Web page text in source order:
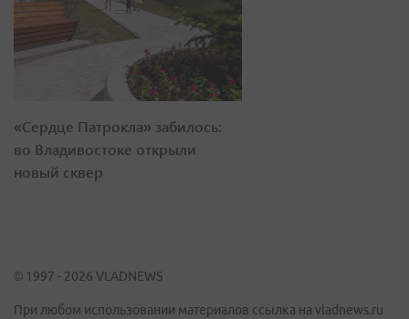
«Сердце Патрокла» забилось:
во Владивостоке открыли
новый сквер
© 1997 - 2026 VLADNEWS
При любом использовании материалов ссылка на vladnews.ru